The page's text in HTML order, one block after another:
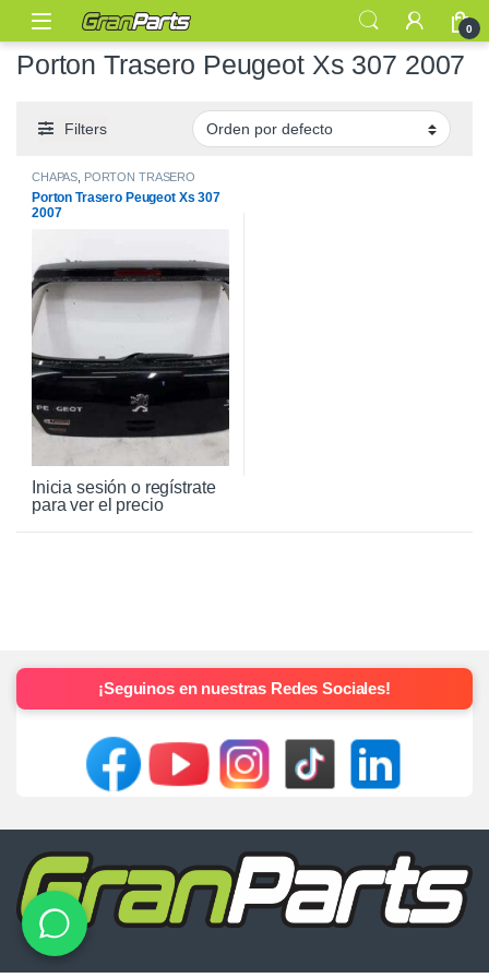
0
Porton Trasero Peugeot Xs 307 2007
Filters
CHAPAS PORTON TRASERO
Porton Trasero Peugeot Xs 307
2007
Inicia sesión o regístrate
para ver el precio
¡Seguinos en nuestras Redes Sociales!